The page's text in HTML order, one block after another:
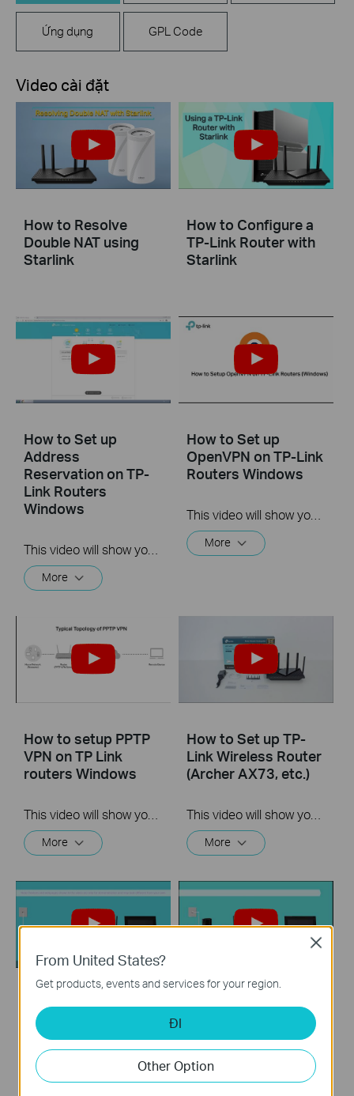
Ứng dụng GPL Code
Video cài đặt
How to Resolve
Double NAT using
Starlink
How to Configure a
TP-Link Router with
Starlink
How to Set up
Address
Reservation on TP-
Link Routers
Windows
More
How to Set up
OpenVPN on TP-Link
Routers Windows
This video will show you how to set up OpenVPN on a TP-Link Wi-Fi router. For more information, visit www.tp-link.com/support.
More
How to setup PPTP
VPN on TP Link
routers Windows
More
How to Set up TP-
Link Wireless Router
(Archer AX73, etc.)
This video will show you how to connect and configure a TP-Link Wi-Fi router. For more information, visit www.tp-link.com/support.
More
What should I do if I
cannot access the
internet? - Using a
DSL modem and a
TP-Link router
What should I do if I
internet? - Using a
cable modem and a
TP-Link router
From United States?
Get products, events and services for your region.
ĐI
Other Option
Close